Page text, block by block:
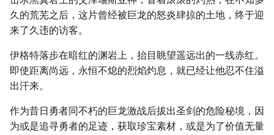
久的荒芜之后，这片曾经被巨龙的怒炎肆掠的土地，终于迎
来了久违的访客。
伊格特落步在暗红的渊岩上，抬目眺望遥远出的一线赤红。
即使距离尚远，永恒不熄的烈焰灼息，就已经让他忍不住溢
出汗来。
作为昔日勇者同不朽的巨龙激战后拔出圣剑的危险秘境，因
为或是追寻勇者的足迹，获取珍宝素材，或是为了价值无量